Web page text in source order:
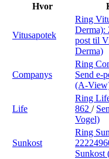
Hvor
Vitusapotek
Ring
Derma):
post til
Derma)
Companys
Ring
Send e-
(A-
Life
Ring
862 /
Vogel)
Sunkost
Ring
Sunkost